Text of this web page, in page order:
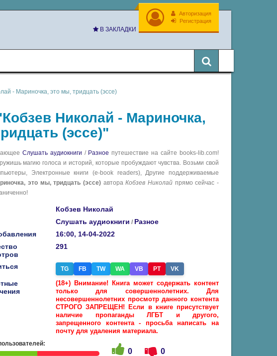
Авторизация
Регистрация
В ЗАКЛАДКИ
- Мариночка, это мы, тридцать (эссе)
Николай - Мариночка,
(эссе)"
Слушать аудиокниги / Разное путешествие на сайте books-lib.com!
магию голоса и историй, которые пробуждают чувства. Возьми свой
Электронные книги (e-book readers), Другие поддерживаемые
это мы, тридцать (эссе) автораКобзев Николай прямо сейчас -
Кобзев Николай
Слушать аудиокниги / Разное
16:00, 14-04-2022
291
TG FB TW WA VB PT VK
(18+) Внимание! Книга может содержать контент
только для совершеннолетних. Для
несовершеннолетних просмотр данного контента
СТРОГО ЗАПРЕЩЕН! Если в книге присутствует
наличие пропаганды ЛГБТ и другого,
запрещенного контента - просьба написать на
почту для удаления материала.
0 0